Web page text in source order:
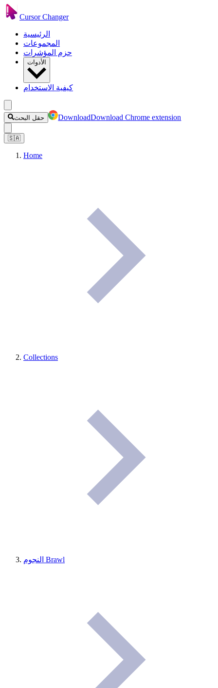
Cursor Changer
الرئيسية
المجموعات
حزم المؤشرات
الأدوات
كيفية الاستخدام
حقل البحث DownloadDownload Chrome extension
🇸🇦
Home
Collections
النجوم Brawl